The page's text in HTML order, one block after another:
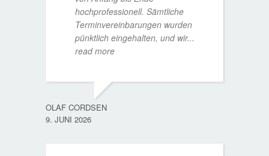
hochprofessionell. Sämtliche
Terminvereinbarungen wurden
pünktlich eingehalten, und wir...
read more
OLAF CORDSEN
9. JUNI 2026